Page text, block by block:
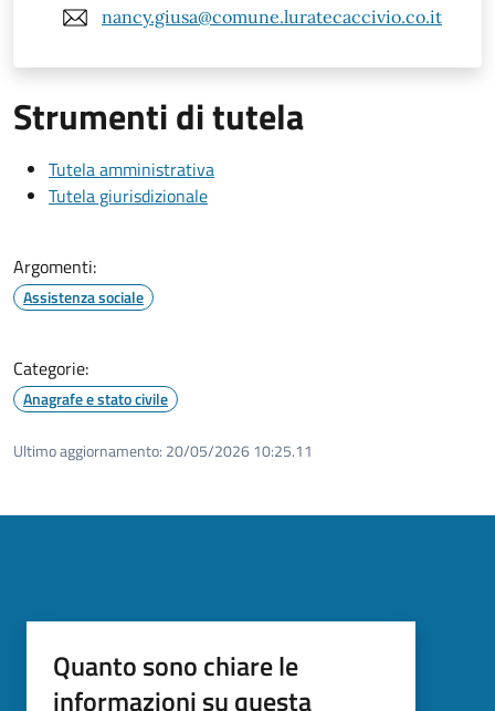
nancy.giusa@comune.luratecaccivio.co.it
Strumenti di tutela
Tutela amministrativa
Tutela giurisdizionale
Argomenti:
Assistenza sociale
Categorie:
Anagrafe e stato civile
Ultimo aggiornamento: 20/05/2026 10:25.11
Quanto sono chiare le
informazioni su questa